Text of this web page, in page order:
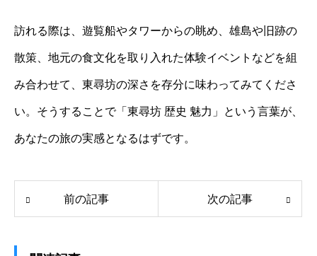
訪れる際は、遊覧船やタワーからの眺め、雄島や旧跡の
散策、地元の食文化を取り入れた体験イベントなどを組
み合わせて、東尋坊の深さを存分に味わってみてくださ
い。そうすることで「東尋坊 歴史 魅力」という言葉が、
あなたの旅の実感となるはずです。
前の記事 次の記事